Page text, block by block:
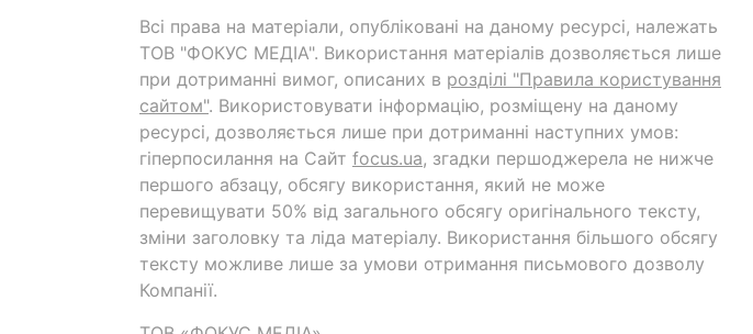
Всі права на матеріали, опубліковані на даному ресурсі, належать
ТОВ "ФОКУС МЕДІА". Використання матеріалів дозволяється лише
при дотриманні вимог, описаних в розділі "Правила користування
сайтом". Використовувати інформацію, розміщену на даному
ресурсі, дозволяється лише при дотриманні наступних умов:
гіперпосилання на Cайт focus.ua, згадки першоджерела не нижче
першого абзацу, обсягу використання, який не може
перевищувати 50% від загального обсягу оригінального тексту,
зміни заголовку та ліда матеріалу. Використання більшого обсягу
тексту можливе лише за умови отримання письмового дозволу
Компанії.